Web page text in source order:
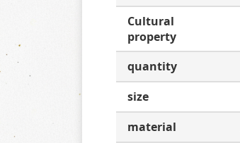
Cultural
property
quantity
size
material